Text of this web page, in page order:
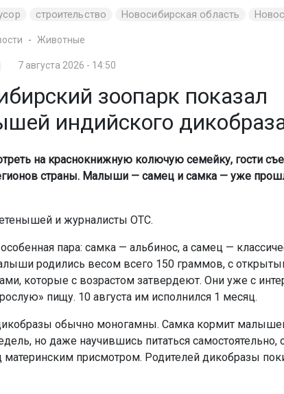
строительство Новосибирская область
Животные
7 августа 2026 - 14:50
зоопарк показал
индийского
на краснокнижную колючую семейку, гости
страны. Малыши — самец и самка — уже
и журналисты ОТС.
пара: самка — альбинос, а самец —
родились весом всего 150 граммов, с
которые с возрастом затвердеют. Они уже с
пищу. 10 августа им исполнился 1 месяц.
обычно моногамны. Самка кормит
но даже научившись питаться самостоятельно,
материнским присмотром. Родителей дикобразы